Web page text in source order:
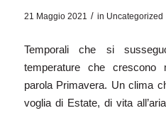
21 Maggio 2021 / in Uncategorized
Temporali che si
temperature che
parola Primavera. Un clima
voglia di Estate, di vita